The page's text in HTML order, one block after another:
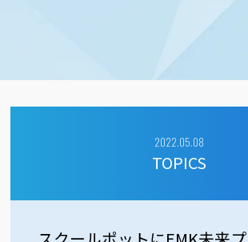
2022.05.08
TOPICS